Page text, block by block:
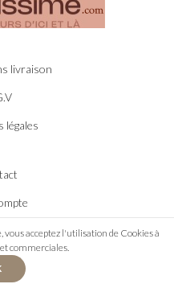
livraison
légales
acceptez l'utilisation de Cookies à
commerciales.